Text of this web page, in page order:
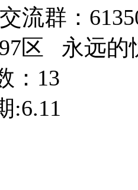
流群：
区 永远的
：13
:6.11